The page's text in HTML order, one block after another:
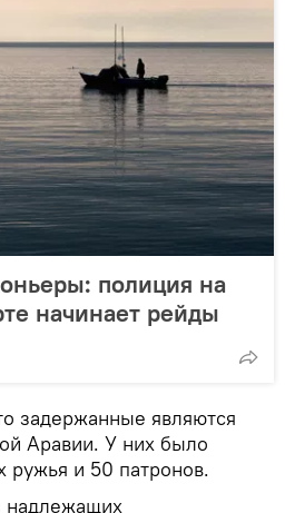
полиция на
начинает рейды
задержанные являются
Аравии. У них было
ружья и 50 патронов.
надлежащих